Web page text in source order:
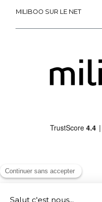
MILIBOO SUR LE NET